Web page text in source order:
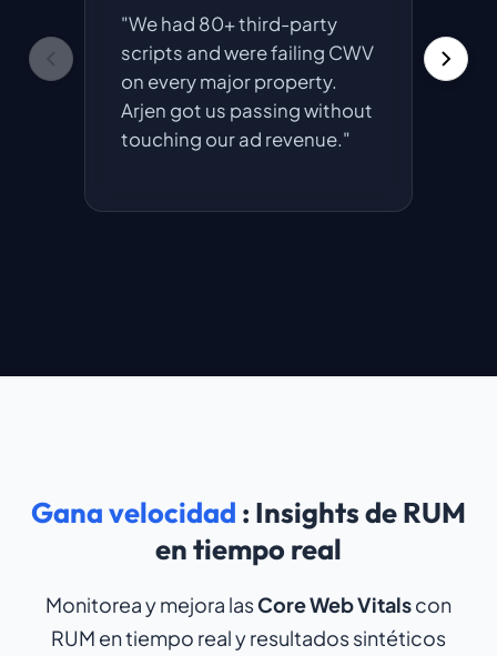
"We had 80+ third-party
scripts and were failing CWV
on every major property.
Arjen got us passing without
touching our ad revenue."
Gana velocidad : Insights de RUM
en tiempo real
Monitorea y mejora lasCore Web Vitalscon
RUM en tiempo real y resultados sintéticos